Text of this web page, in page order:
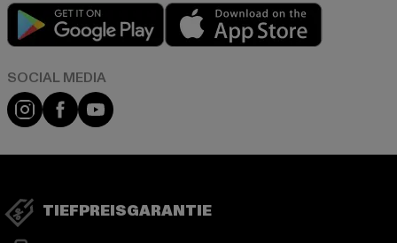
Play market
Instagram
FacebookYouTube
TIEFPREISGARANTIE